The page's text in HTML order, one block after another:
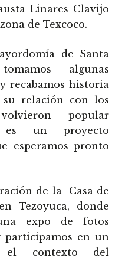
Linares Clavijo
de Texcoco.
de Santa
algunas
recabamos historia
relación con los
popular
es un proyecto
esperamos pronto
de la Casa de
Tezoyuca, donde
expo de fotos
participamos en un
el contexto del